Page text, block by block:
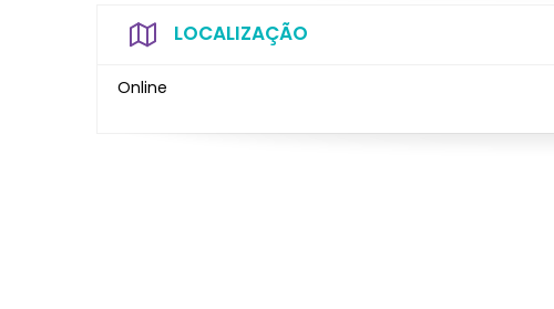
LOCALIZAÇÃO
Online